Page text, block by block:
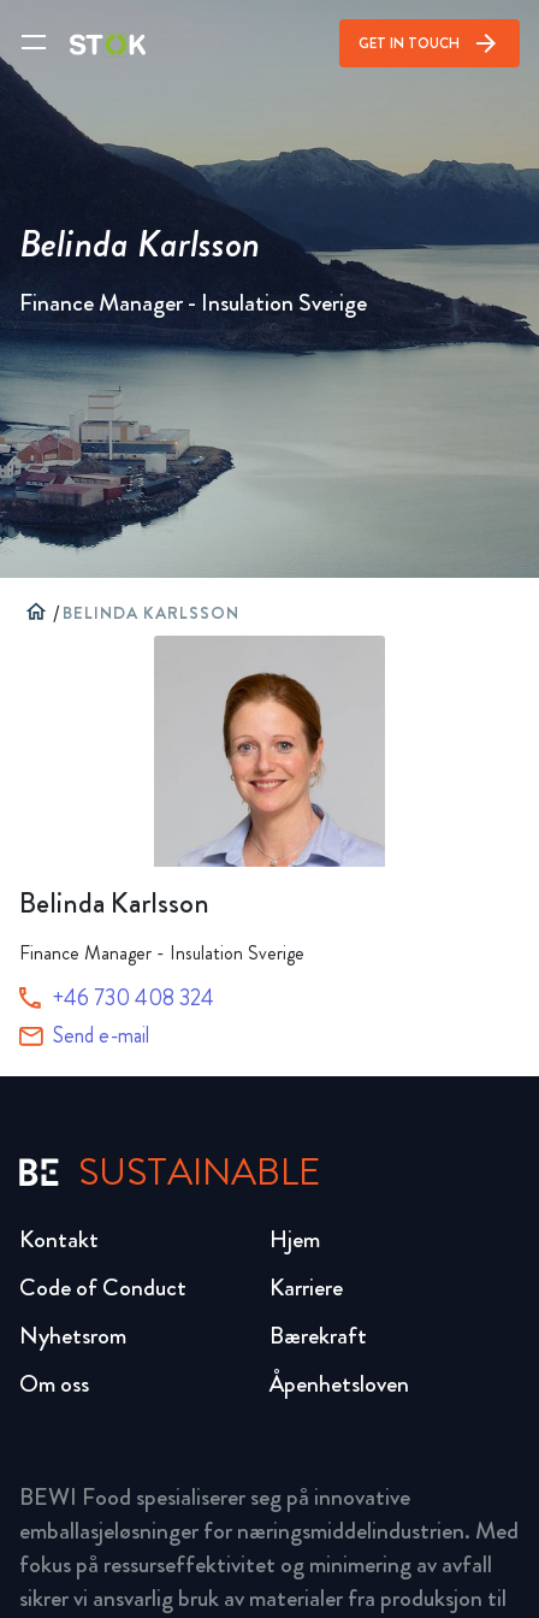
GET IN TOUCH arrow_forward
Belinda Karlsson
Finance Manager - Insulation Sverige
home /BELINDA KARLSSON
Belinda Karlsson
Finance Manager - Insulation Sverige
+46 730 408 324
Send e-mail
SUSTAINABLE
Hjem
Karriere
Bærekraft
Åpenhetsloven
Code of Conduct
Nyhetsrom
Om oss
Kontakt
BEWI Food spesialiserer seg på innovative
emballasjeløsninger for næringsmiddelindustrien. Med
fokus på ressurseffektivitet og minimering av avfall
sikrer vi ansvarlig bruk av materialer fra produksjon til